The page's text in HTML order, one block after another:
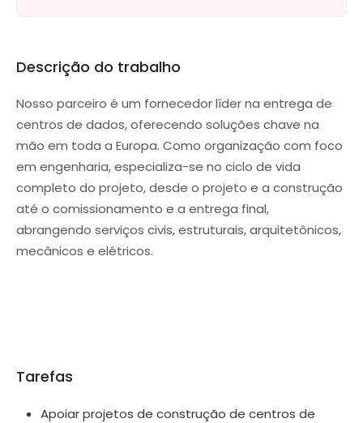
Descrição do trabalho
Nosso parceiro é um fornecedor líder na entrega de
centros de dados, oferecendo soluções chave na
mão em toda a Europa. Como organização com foco
em engenharia, especializa-se no ciclo de vida
completo do projeto, desde o projeto e a construção
até o comissionamento e a entrega final,
abrangendo serviços civis, estruturais, arquitetônicos,
mecânicos e elétricos.
Tarefas
Apoiar projetos de construção de centros de